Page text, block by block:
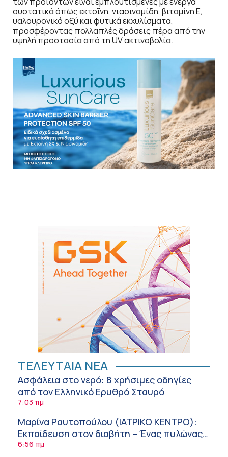
συστατικά όπως εκτοΐνη, νιασιναμίδη, βιταμίνη Ε,
υαλουρονικό οξύ και φυτικά εκχυλίσματα,
προσφέροντας πολλαπλές δράσεις πέρα από την
υψηλή προστασία από τη UV ακτινοβολία.
ΤΕΛΕΥΤΑΙΑ ΝΕΑ
Ασφάλεια στο νερό: 8 χρήσιμες οδηγίες
από τον Ελληνικό Ερυθρό Σταυρό
7:03 πμ
Μαρίνα Ραυτοπούλου (ΙΑΤΡΙΚΟ ΚΕΝΤΡΟ):
Εκπαίδευση στον διαβήτη – Ένας πυλώνας
της σύγχρονης φροντίδας
6:56 πμ